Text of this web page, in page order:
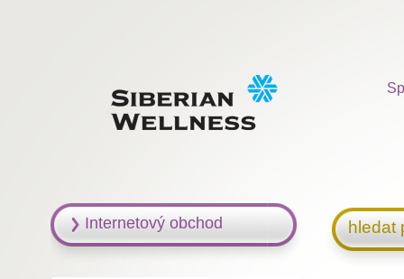
hledat
Internetový obchod